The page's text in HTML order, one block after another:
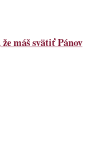
máš svätiť Pánov